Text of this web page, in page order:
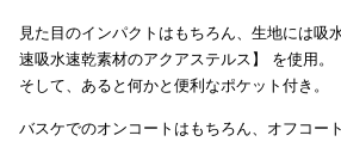
見た目のインパクトはもちろん、生地には吸
速吸水速乾素材のアクアステルス】 を使用。
そして、あると何かと便利なポケット付き。
バスケでのオンコートはもちろん、オフコー